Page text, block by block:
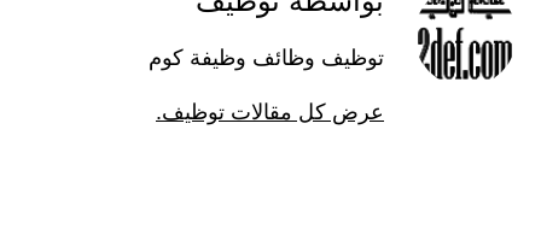
توظيف وظائف وظيفة كوم
عرض كل مقالات توظيف.